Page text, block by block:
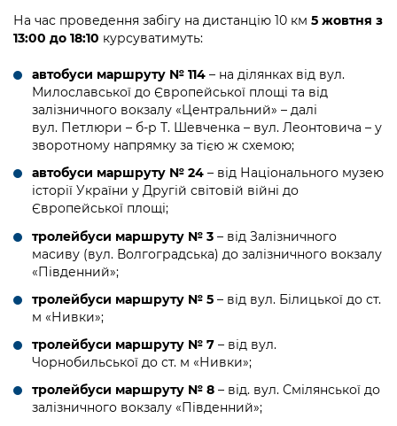
Kyiv International Relations
Річні звіти
Гендерна політика
Безбар'єрність
Київська міська військова адміністрація
Портал Захисників та Захисниць
Портал послуг
Міський застосунок Київ Цифровий
Важливе під час воєнного стану
Важливе під час воєнного стану
Портал даних Києва
Публічні дашборди
На час проведення забігу на дистанцію 10 км 5 жовтня з
13:00 до 18:10 курсуватимуть:
автобуси маршруту № 114 – на ділянках від вул.
Милославської до Європейської площі та від
залізничного вокзалу «Центральний» – далі
вул. Петлюри – б-р Т. Шевченка – вул. Леонтовича – у
зворотному напрямку за тією ж схемою;
автобуси маршруту № 24 – від Національного музею
історії України у Другій світовій війні до
Європейської площі;
тролейбуси маршруту № 3 – від Залізничного
масиву (вул. Волгоградська) до залізничного вокзалу
«Південний»;
тролейбуси маршруту № 5 – від вул. Білицької до ст.
м «Нивки»;
тролейбуси маршруту № 7 – від вул.
Чорнобильської до ст. м «Нивки»;
тролейбуси маршруту № 8 – від. вул. Смілянської до
залізничного вокзалу «Південний»;